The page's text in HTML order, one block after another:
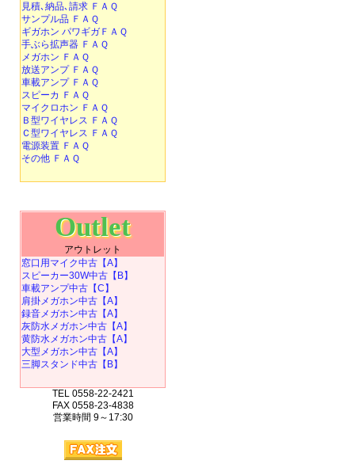
見積､納品､請求 ＦＡＱ
サンプル品 ＦＡＱ
ギガホン パワギガＦＡＱ
手ぶら拡声器 ＦＡＱ
メガホン ＦＡＱ
放送アンプ ＦＡＱ
車載アンプ ＦＡＱ
スピーカ ＦＡＱ
マイクロホン ＦＡＱ
Ｂ型ワイヤレス ＦＡＱ
Ｃ型ワイヤレス ＦＡＱ
電源装置 ＦＡＱ
その他 ＦＡＱ
Outlet
アウトレット
窓口用マイク中古【A】
スピーカー30W中古【B】
車載アンプ中古【C】
肩掛メガホン中古【A】
録音メガホン中古【A】
灰防水メガホン中古【A】
黄防水メガホン中古【A】
大型メガホン中古【A】
三脚スタンド中古【B】
TEL 0558-22-2421
FAX 0558-23-4838
営業時間 9～17:30